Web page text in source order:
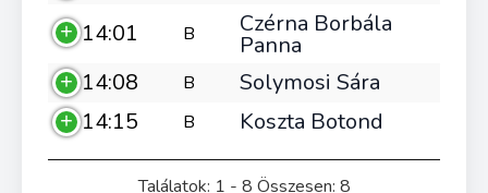
14:01
B Czérna Borbála
Panna
14:08
B
Solymosi Sára
14:15
B Koszta Botond
Találatok: 1 - 8 Összesen: 8